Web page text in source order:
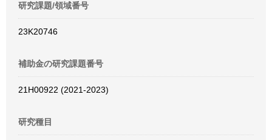
研究課題/領域番号
23K20746
補助金の研究課題番号
21H00922 (2021-2023)
研究種目